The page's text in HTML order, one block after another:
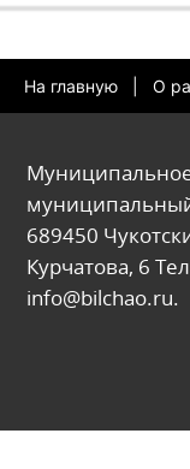
На главную О
689450
Курчатова, 6
info@bilchao.ru.